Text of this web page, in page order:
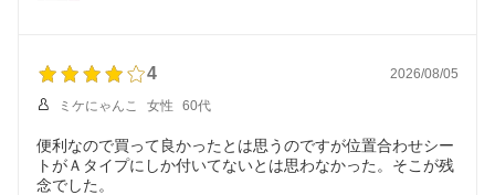
雑貨 紐付き
4 2026/08/05
ミケにゃんこ 女性 60代
便利なので買って良かったとは思うのですが位置合わせシー
トがＡタイプにしか付いてないとは思わなかった。そこが残
念でした。